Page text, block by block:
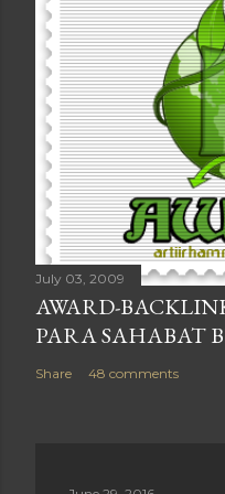
July 03, 2009
AWARD-
PARA SAHABAT
Share 48 comments